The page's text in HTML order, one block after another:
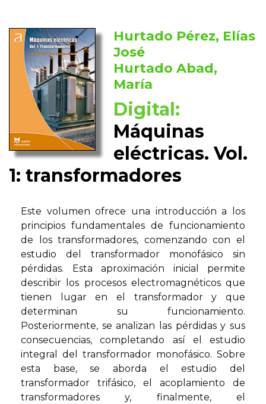
Hurtado Pérez, Elías
José
Hurtado Abad,
María
Digital:
Máquinas
eléctricas. Vol.
1: transformadores
Este volumen ofrece una introducción a los
principios fundamentales de funcionamiento
de los transformadores, comenzando con el
estudio del transformador monofásico sin
pérdidas. Esta aproximación inicial permite
describir los procesos electromagnéticos que
tienen lugar en el transformador y que
determinan su funcionamiento.
Posteriormente, se analizan las pérdidas y sus
consecuencias, completando así el estudio
integral del transformador monofásico. Sobre
esta base, se aborda el estudio del
transformador trifásico, el acoplamiento de
transformadores y, finalmente, el